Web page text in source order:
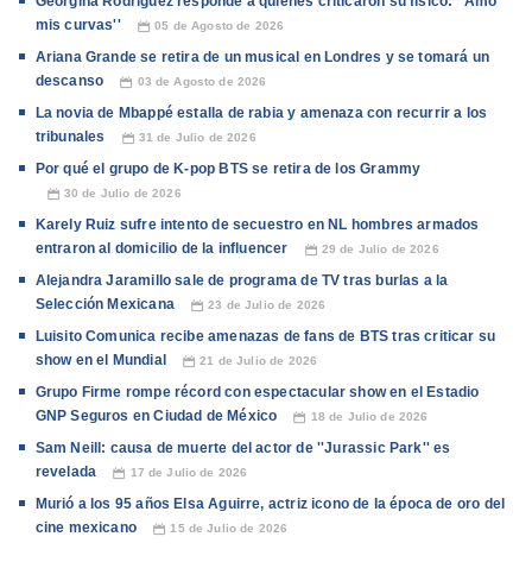
mis curvas''
📅 05 de Agosto de 2026
Ariana Grande se retira de un musical en Londres y se tomará un
descanso
📅 03 de Agosto de 2026
La novia de Mbappé estalla de rabia y amenaza con recurrir a los
tribunales
📅 31 de Julio de 2026
Por qué el grupo de K-pop BTS se retira de los Grammy
📅 30 de Julio de 2026
Karely Ruiz sufre intento de secuestro en NL hombres armados
entraron al domicilio de la influencer
📅 29 de Julio de 2026
Alejandra Jaramillo sale de programa de TV tras burlas a la
Selección Mexicana
📅 23 de Julio de 2026
Luisito Comunica recibe amenazas de fans de BTS tras criticar su
show en el Mundial
📅 21 de Julio de 2026
Grupo Firme rompe récord con espectacular show en el Estadio
GNP Seguros en Ciudad de México
📅 18 de Julio de 2026
Sam Neill: causa de muerte del actor de ''Jurassic Park'' es
revelada
📅 17 de Julio de 2026
Murió a los 95 años Elsa Aguirre, actriz icono de la época de oro del
cine mexicano
📅 15 de Julio de 2026